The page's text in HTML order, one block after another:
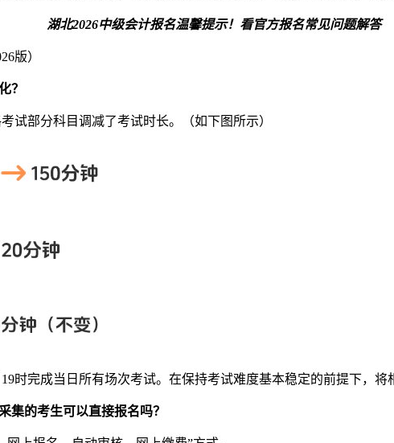
湖北2026中级会计报名温馨提示！看官方报名常见问题解答
版）
？
试部分科目调减了考试时长。（如下图所示）
时完成当日所有场次考试。在保持考试难度基本稳定的前提下，将
集的考生可以直接报名吗？